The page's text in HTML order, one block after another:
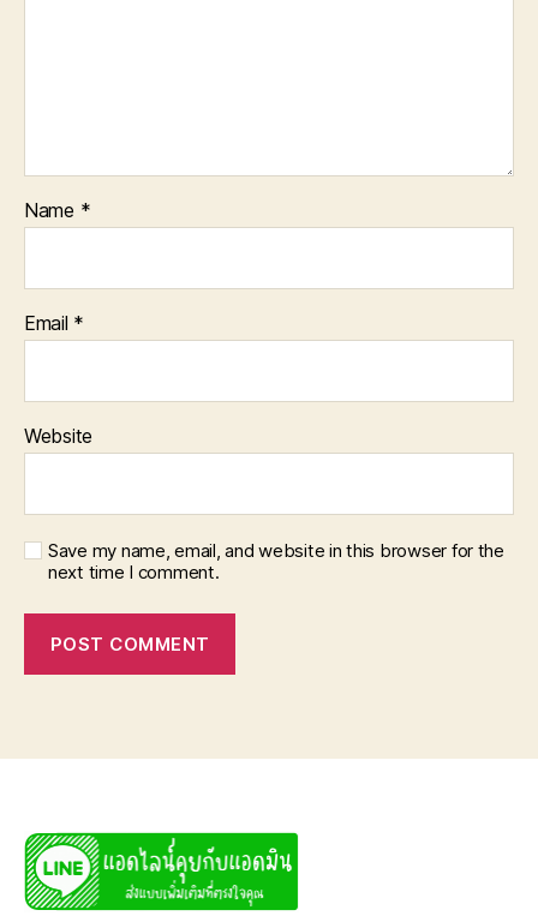
Name *
Email *
Website
Save my name, email, and website in this browser for the
next time I comment.